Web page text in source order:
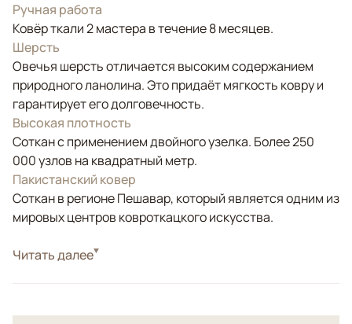
Ручная работа
Ковёр ткали 2 мастера в течение 8 месяцев.
Шерсть
Овечья шерсть отличается высоким содержанием
природного ланолина. Это придаёт мягкость ковру и
гарантирует его долговечность.
Высокая плотность
Соткан с применением двойного узелка. Более 250
000 узлов на квадратный метр.
Пакистанский ковер
Соткан в регионе Пешавар, который является одним из
мировых центров ковроткацкого искусства.
СтильКлассические
Читать далее